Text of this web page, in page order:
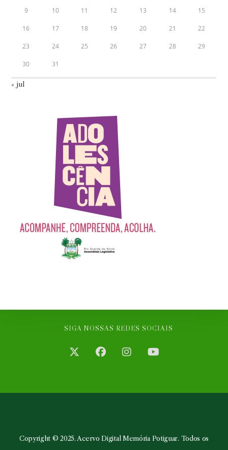
9 10 11 12 13 14 15
16 17 18 19 20 21 22
23 24 25 26 27 28 29
30 31
« jul
SIGA NOSSAS REDES SOCIAIS
uma
uma
uma
uma
Copyright © 2025. Acervo Digital Memória Potiguar. Todos os